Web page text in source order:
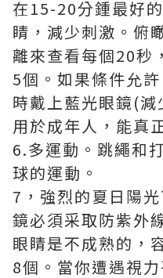
在15-20分鍾最好
睛，減少刺激。俯
離來查看每個20秒
5個。如果條件允
時戴上藍光眼鏡(
用於成年人，能真
6.多運動。跳繩和
球的運動。
7，強烈的夏日陽
鏡必須采取防紫外
眼睛是不成熟的，
8個。當你遭遇視